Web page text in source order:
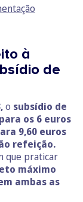
à
de
o subsídio de
os 6 euros
9,60 euros
refeição.
que praticar
máximo
ambas as